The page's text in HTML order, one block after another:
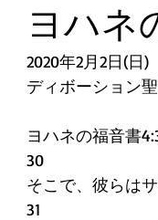
ヨハネ
2020年2月2日(日)
ディボーション
ヨハネの福音書
30
そこで、彼らは
31